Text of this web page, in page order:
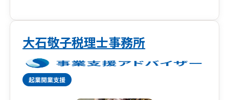
大石敬子税理士事務所